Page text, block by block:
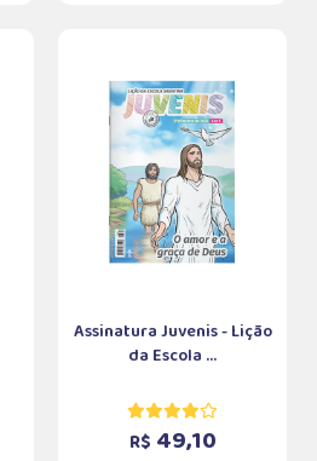
Assinatura Juvenis - Lição
da Escola ...
R$ 49,10